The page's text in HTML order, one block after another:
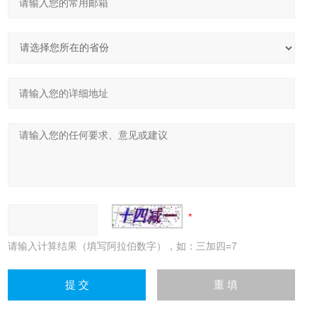
请输入计算结果（填写阿拉伯数字），如：三加四=7